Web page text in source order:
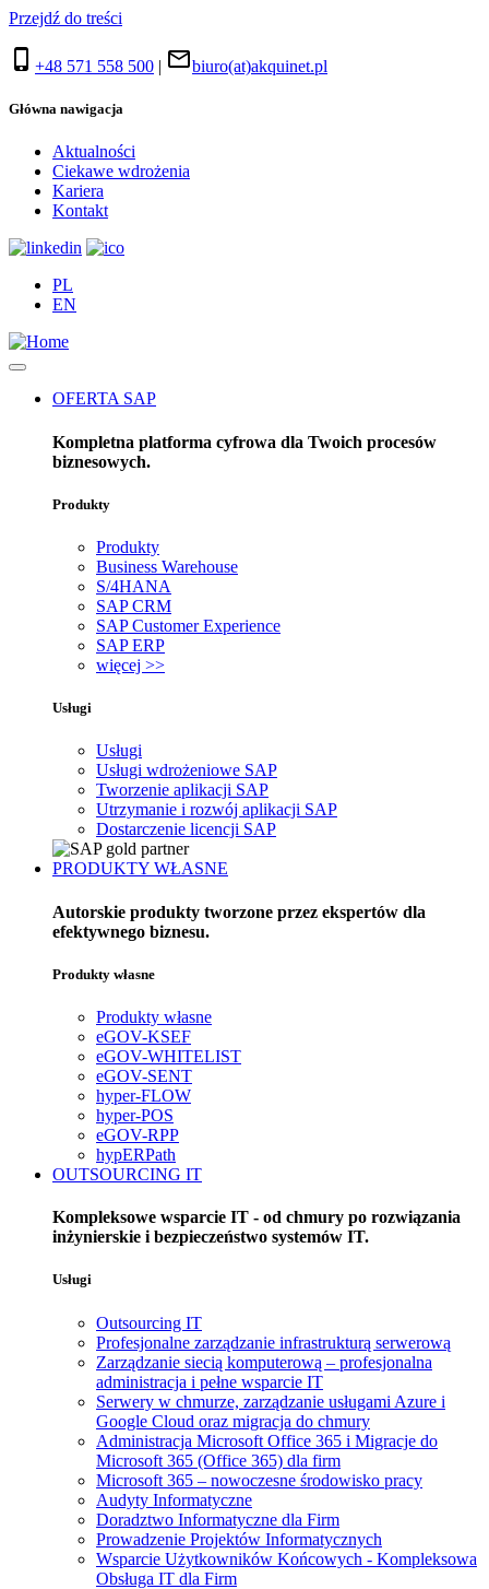
Przejdź do treści
phone_iphone +48 571 558 500 | mail_outlinebiuro(at)akquinet.pl
Główna nawigacja
Aktualności
Ciekawe wdrożenia
Kariera
Kontakt
PL
EN
OFERTA SAP
Kompletna platforma cyfrowa dla Twoich procesów
biznesowych.
Produkty
Produkty
Business Warehouse
S/4HANA
SAP CRM
SAP Customer Experience
SAP ERP
więcej >>
Usługi
Usługi
Usługi wdrożeniowe SAP
Tworzenie aplikacji SAP
Utrzymanie i rozwój aplikacji SAP
Dostarczenie licencji SAP
PRODUKTY WŁASNE
Autorskie produkty tworzone przez ekspertów dla
efektywnego biznesu.
Produkty własne
Produkty własne
eGOV-KSEF
eGOV-WHITELIST
eGOV-SENT
hyper-FLOW
hyper-POS
eGOV-RPP
hypERPath
OUTSOURCING IT
Kompleksowe wsparcie IT - od chmury po rozwiązania
inżynierskie i bezpieczeństwo systemów IT.
Usługi
Outsourcing IT
Profesjonalne zarządzanie infrastrukturą serwerową
Zarządzanie siecią komputerową – profesjonalna
administracja i pełne wsparcie IT
Serwery w chmurze, zarządzanie usługami Azure i
Google Cloud oraz migracja do chmury
Administracja Microsoft Office 365 i Migracje do
Microsoft 365 (Office 365) dla firm
Microsoft 365 – nowoczesne środowisko pracy
Audyty Informatyczne
Doradztwo Informatyczne dla Firm
Prowadzenie Projektów Informatycznych
Wsparcie Użytkowników Końcowych - Kompleksowa
Obsługa IT dla Firm